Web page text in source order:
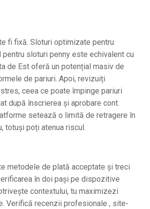
fi fixă. Sloturi optimizate pentru
sloturi penny este echivalent cu
de Est oferă un potențial masiv de
de pariuri. Apoi, revizuiți
ceea ce poate împinge pariuri
după înscrierea și aprobare cont.
setează o limită de retragere în
totuși poți atenua riscul.
metodele de plată acceptate și treci
în doi pași pe dispozitive
contextului, tu maximizezi
Verifică recenzii profesionale , site-